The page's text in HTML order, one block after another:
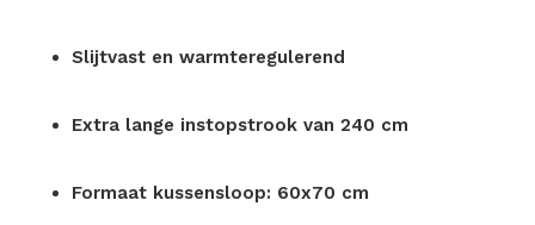
Slijtvast en warmteregulerend
Extra lange instopstrook van 240 cm
Formaat kussensloop: 60x70 cm